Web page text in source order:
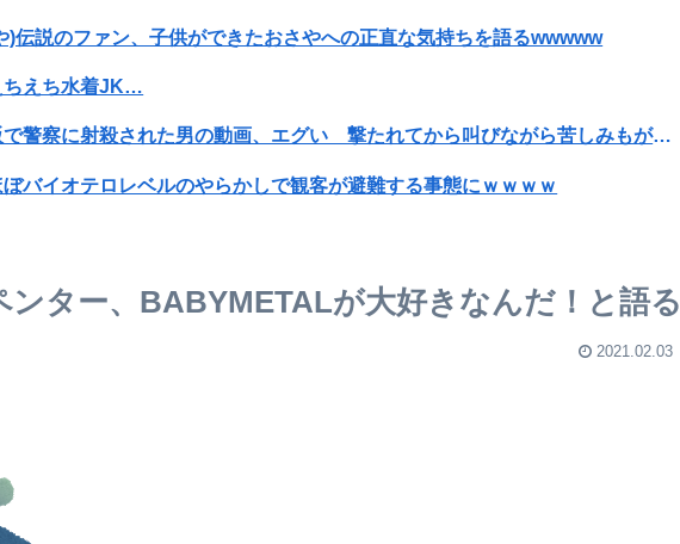
)伝説のファン、子供ができたおさやへの正直な気持ちを語るwwwww
ちえち水着JK…
【閲覧注意・動画】大阪で警察に射殺された男の動画、エグい 撃たれてから叫びながら苦しみもがいて死ぬ
ぼバイオテロレベルのやらかしで観客が避難する事態にｗｗｗｗ
炎上するｗｗｗｗ
間の本音としてブサイクを見たら不愉快になる。この責任をどうとるんだ」
ギリ見えない写真載せるわ⇒ｗｗｗｗｗｗｗｗ
痩せ型？それとも太りやすいの？
痩せ型？それとも太りやすいの？
ンター、BABYMETALが大好きなんだ！と語る
2021.02.03